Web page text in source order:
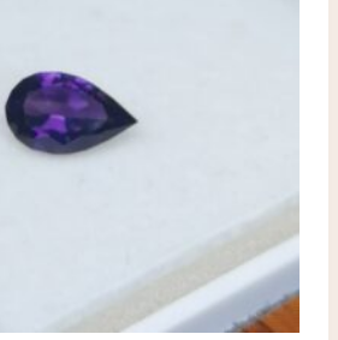
proposer des publicités
d'intérêt.